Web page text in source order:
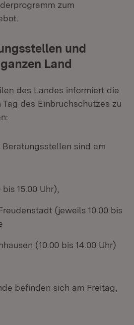
zum
und
Land
des Landes informiert die
Tag des Einbruchschutzes zu
sind am
15.00 Uhr),
(jeweils 10.00 bis
(10.00 bis 14.00 Uhr)
befinden sich am Freitag,